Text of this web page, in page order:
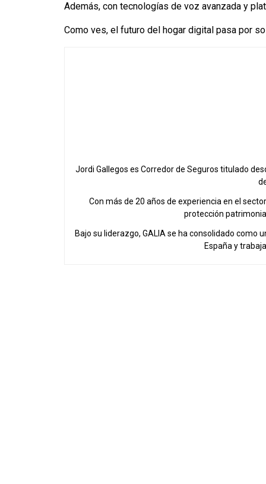
Además, con tecnologías de voz avanzada y
Como ves, el futuro del hogar digital pasa por
Jordi Gallegos es Corredor de Seguros titulado
Con más de 20 años de experiencia en el
protección
Bajo su liderazgo, GALIA se ha consolidado
España y